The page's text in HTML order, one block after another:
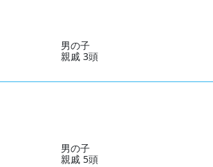
男の子
親戚 3頭
男の子
親戚 5頭